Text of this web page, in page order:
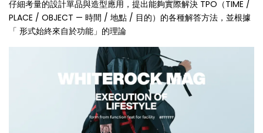
仔細考量的設計單品與造型應用，提出能夠實際解決 TPO（TIME /
PLACE / OBJECT — 時間 / 地點 / 目的）的各種解答方法，並根據
「 形式始終來自於功能」的理論